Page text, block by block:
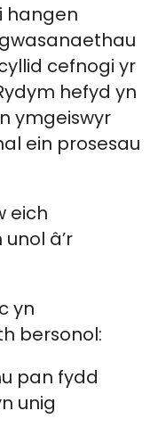
hangen
cefnogi yr
hefyd yn
ymgeiswyr
ein prosesau
eich
â’r
yn
bersonol:
pan fydd
unig